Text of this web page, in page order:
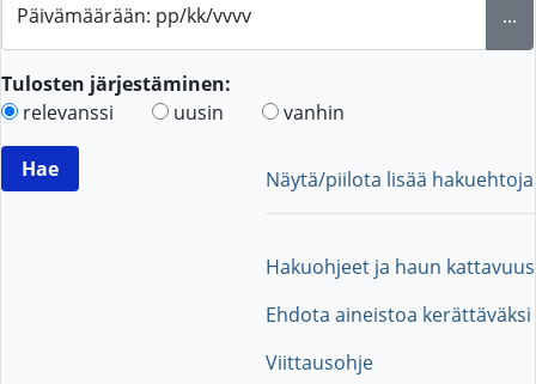
Päivämäärään: pp/kk/vvvv ...
Tulosten järjestäminen:
relevanssi
uusin vanhin
Näytä/piilota lisää hakuehtoja
Hakuohjeet ja haun kattavuus
Ehdota aineistoa kerättäväksi
Viittausohje